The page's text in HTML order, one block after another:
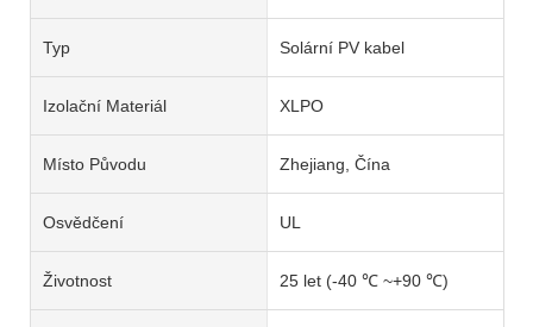
Typ Solární PV kabel
Izolační Materiál XLPO
Místo Původu Zhejiang, Čína
Osvědčení UL
Životnost 25 let (-40 ℃ ~+90 ℃)